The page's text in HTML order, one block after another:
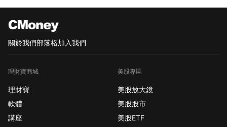
關於我們部落格加入我們
理財寶商城
理財寶
軟體
講座
美股專區
美股放大鏡
美股股市
美股ETF